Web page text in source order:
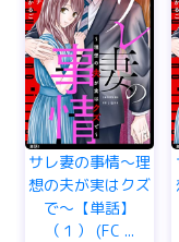
サレ妻の事情～理
想の夫が実はクズ
で～【単話】
（１） (FC ...